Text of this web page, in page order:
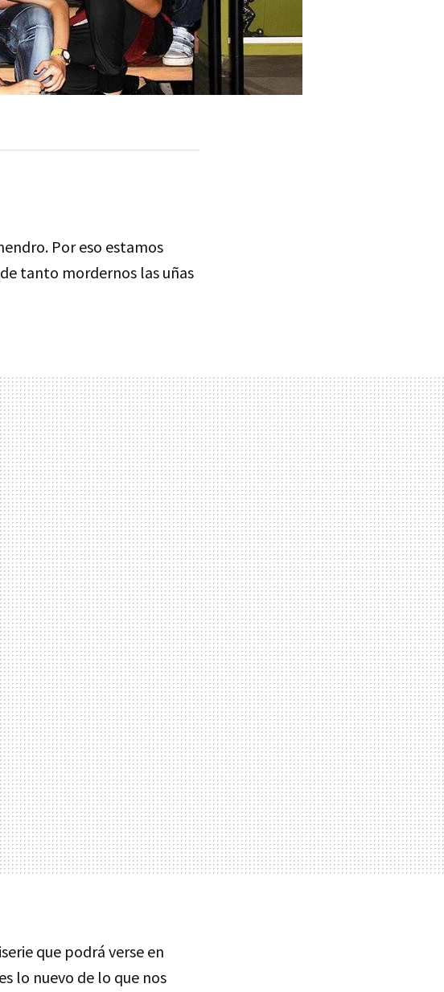
Por eso estamos
tanto mordernos las uñas
que podrá verse en
lo nuevo de lo que nos